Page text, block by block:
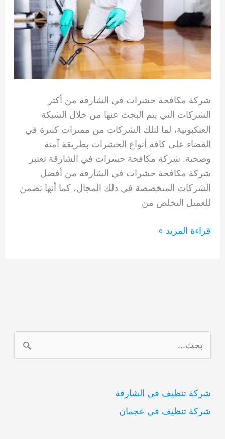
شركة مكافحة حشرات في الشارقة من أكثر
الشركات التي يتم البحث عنها من خلال الشبكة
العنكبوتية، لما لتلك الشركات من مميزات كثيرة في
القضاء على كافة أنواع الحشرات بطريقة آمنة
وصحية. شركة مكافحة حشرات في الشارقة تعتبر
شركة مكافحة حشرات في الشارقة من أفضل
الشركات المتخصصة في ذلك المجال، كما أنها تضمن
للعميل التخلص من
شركة
قراءة المزيد »
ل
ح
ث
شركة تنظيف في الشارقة
شركة تنظيف في عجمان